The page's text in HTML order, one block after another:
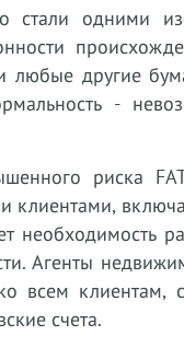
стали одними
другие
-
риска
клиентами,
необходимость
Агенты
всем
счета.